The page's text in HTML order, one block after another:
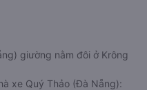
giường nằm đôi ở Krông
xe Quý Thảo (Đà Nẵng):